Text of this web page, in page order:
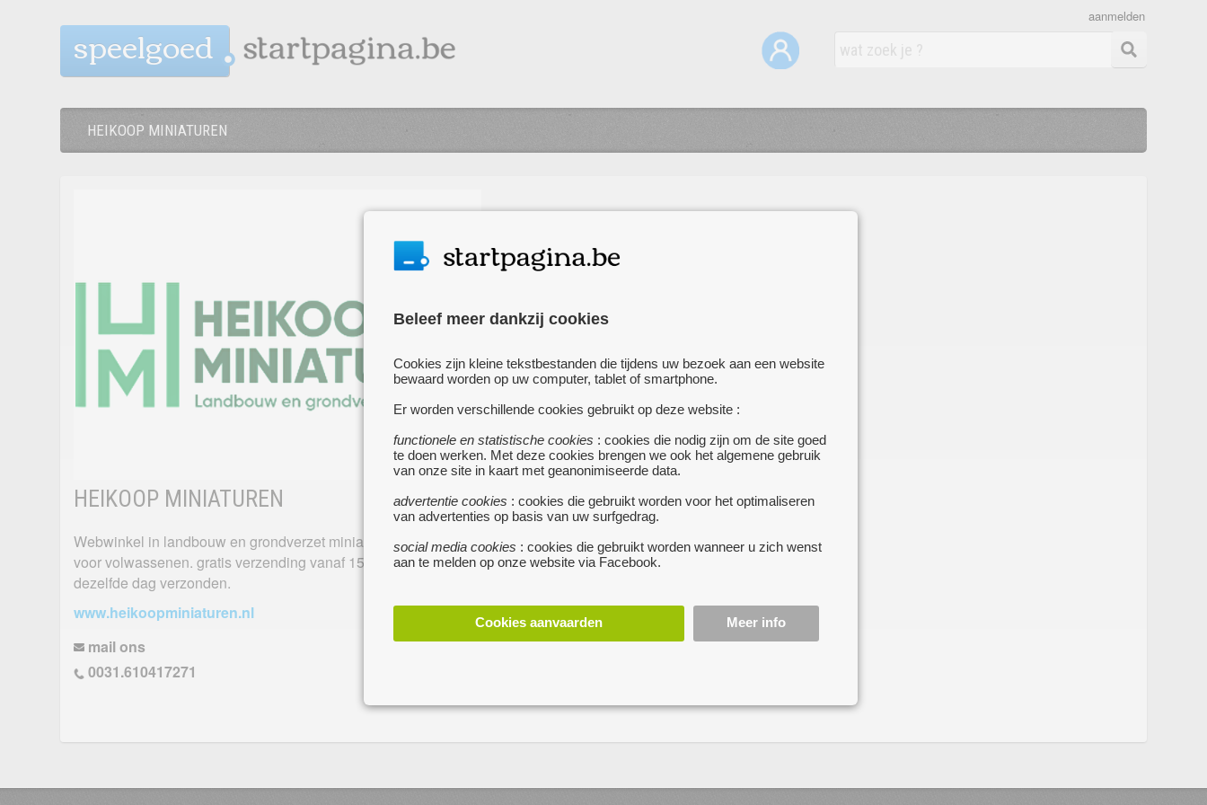
Beleef meer dankzij cookies
Cookies zijn kleine tekstbestanden die tijdens uw bezoek aan een website
bewaard worden op uw computer, tablet of smartphone.
Er worden verschillende cookies gebruikt op deze website :
functionele en statistische cookies : cookies die nodig zijn om de site goed
te doen werken. Met deze cookies brengen we ook het algemene gebruik
van onze site in kaart met geanonimiseerde data.
advertentie cookies : cookies die gebruikt worden voor het optimaliseren
van advertenties op basis van uw surfgedrag.
social media cookies : cookies die gebruikt worden wanneer u zich wenst
aan te melden op onze website via Facebook.
Cookies aanvaarden Meer info
speelgoed
aanmelden
HEIKOOP MINIATUREN
HEIKOOP MINIATUREN
Webwinkel in landbouw en grondverzet miniaturen, zowel voor kinderen als
voor volwassenen. gratis verzending vanaf 150 euro, voor 15.00 besteld is
dezelfde dag verzonden.
www.heikoopminiaturen.nl
mail ons
0031.610417271